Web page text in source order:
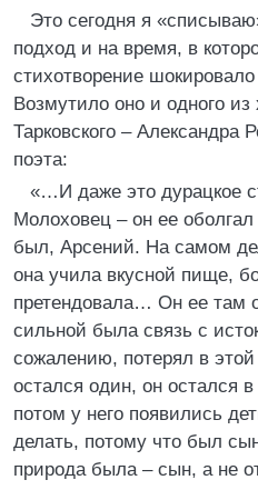
Это сегодня я
подход и на время, в
стихотворение
Возмутило оно и одного
Тарковского – Александра
поэта:
«…И даже это дурацкое
Молоховец – он ее
был, Арсений. На самом
она учила вкусной пище,
претендовала… Он ее там
сильной была связь с
сожалению, потерял в
остался один, он остался
потом у него появились
делать, потому что был
природа была – сын, а не